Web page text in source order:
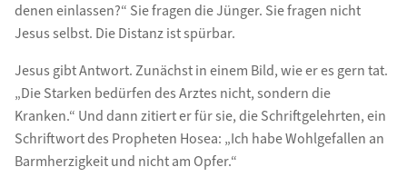
denen einlassen?“ Sie fragen die Jünger. Sie fragen nicht
Jesus selbst. Die Distanz ist spürbar.
Jesus gibt Antwort. Zunächst in einem Bild, wie er es gern tat.
„Die Starken bedürfen des Arztes nicht, sondern die
Kranken.“ Und dann zitiert er für sie, die Schriftgelehrten, ein
Schriftwort des Propheten Hosea: „Ich habe Wohlgefallen an
Barmherzigkeit und nicht am Opfer.“